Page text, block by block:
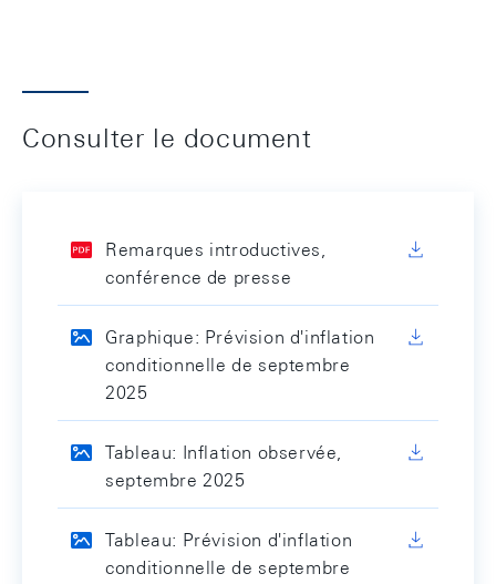
Consulter le document
Remarques introductives,
conférence de presse
Graphique: Prévision d'inflation
conditionnelle de septembre
2025
Tableau: Inflation observée,
septembre 2025
Tableau: Prévision d'inflation
conditionnelle de septembre